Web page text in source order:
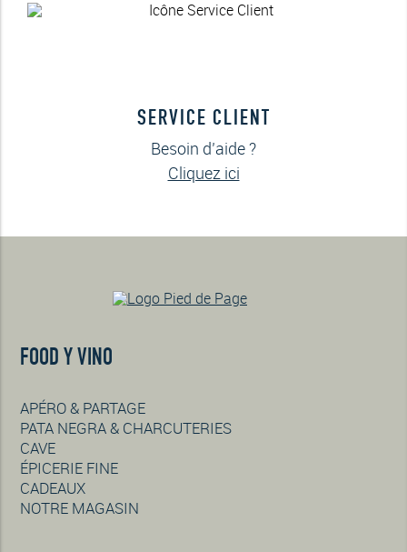
SERVICE CLIENT
Besoin d’aide ?
Cliquez ici
FOOD Y VINO
APÉRO & PARTAGE
PATA NEGRA & CHARCUTERIES
CAVE
ÉPICERIE FINE
CADEAUX
NOTRE MAGASIN